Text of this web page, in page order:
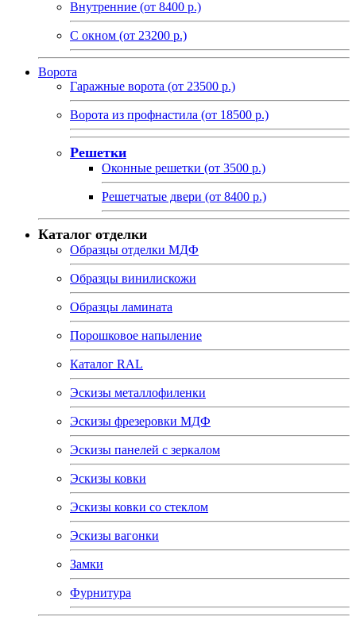
Внутренние (от 8400 р.)
С окном (от 23200 р.)
Ворота
Гаражные ворота (от 23500 р.)
Ворота из профнастила (от 18500 р.)
Решетки
Оконные решетки (от 3500 р.)
Решетчатые двери (от 8400 р.)
Каталог отделки
Образцы отделки МДФ
Образцы винилискожи
Образцы ламината
Порошковое напыление
Каталог RAL
Эскизы металлофиленки
Эскизы фрезеровки МДФ
Эскизы панелей с зеркалом
Эскизы ковки
Эскизы ковки со стеклом
Эскизы вагонки
Замки
Фурнитура